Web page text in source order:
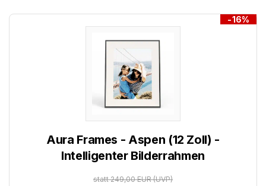
-16%
Aura Frames - Aspen (12 Zoll) -
Intelligenter Bilderrahmen
statt 249,00 EUR(UVP)